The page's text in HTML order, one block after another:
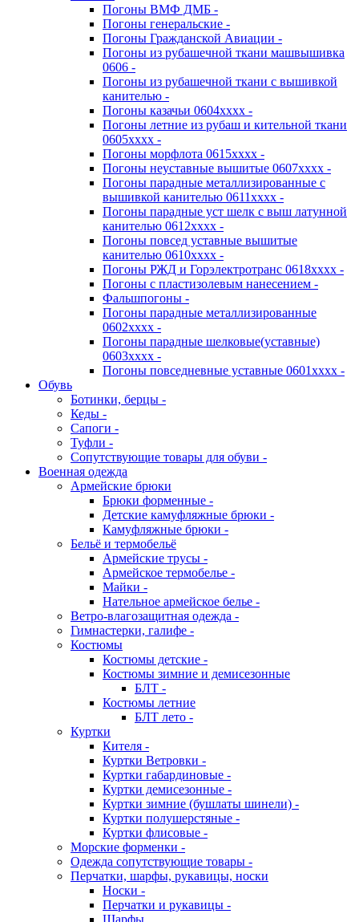
Погоны ВМФ ДМБ -
Погоны генеральские -
Погоны Гражданской Авиации -
Погоны из рубашечной ткани машвышивка
0606 -
Погоны из рубашечной ткани с вышивкой
канителью -
Погоны казачьи 0604хххх -
Погоны летние из рубаш и кительной ткани
0605хххх -
Погоны морфлота 0615хххх -
Погоны неуставные вышитые 0607хххх -
Погоны парадные металлизированные с
вышивкой канителью 0611хххх -
Погоны парадные уст шелк с выш латунной
канителью 0612хххх -
Погоны повсед уставные вышитые
канителью 0610хххх -
Погоны РЖД и Горэлектротранс 0618хххх -
Погоны с пластизолевым нанесением -
Фальшпогоны -
Погоны парадные металлизированные
0602хххх -
Погоны парадные шелковые(уставные)
0603хххх -
Погоны повседневные уставные 0601хххх -
Обувь
Ботинки, берцы -
Кеды -
Сапоги -
Туфли -
Сопутствующие товары для обуви -
Военная одежда
Армейские брюки
Брюки форменные -
Детские камуфляжные брюки -
Камуфляжные брюки -
Бельё и термобельё
Армейские трусы -
Армейское термобелье -
Майки -
Нательное армейское белье -
Ветро-влагозащитная одежда -
Гимнастерки, галифе -
Костюмы
Костюмы детские -
Костюмы зимние и демисезонные
БЛТ -
Костюмы летние
БЛТ лето -
Куртки
Кителя -
Куртки Ветровки -
Куртки габардиновые -
Куртки демисезонные -
Куртки зимние (бушлаты шинели) -
Куртки полушерстяные -
Куртки флисовые -
Морские форменки -
Одежда сопутствующие товары -
Перчатки, шарфы, рукавицы, носки
Носки -
Перчатки и рукавицы -
Шарфы